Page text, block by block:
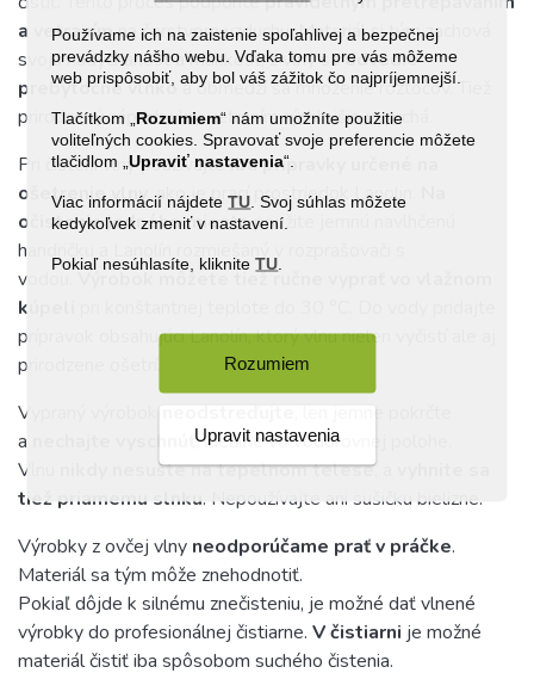
Používame ich na zaistenie spoľahlivej a bezpečnej
prevádzky nášho webu. Vďaka tomu pre vás môžeme
web prispôsobiť, aby bol váš zážitok čo najpríjemnejší.
Tlačítkom „ Rozumiem“ nám umožníte použitie
voliteľných cookies. Spravovať svoje preferencie môžete
tlačidlom „Upraviť nastavenia“.
Viac informácií nájdete TU . Svoj súhlas môžete
kedykoľvek zmeniť v nastavení.
Pokiaľ nesúhlasíte, klikniteTU
Rozumiem
Upravit nastavenia
a vetranímna čerstvom vzduchu. Materiál si tým zachová
svoju nadýchanosť a mäkkosť, z vlny saodvedie
prebytočné vlhko a obmedzí sa množenie roztočov. Tiež
prirodzený zápach vlny vetraním rýchlejšie vyprchá.
Pri čistení vlny používajteiba prípravky určené na
ošetrenie vlny, ako je prací prostriedok Lanolin.
očistenie jedného miestapoužite jemnú navlhčenú
handričku a Lanolín rozmiešaný v rozprašovači s
vodou.
Výrobok môžete tiež ručne vyprať vo vlažnom
kúpeli
prípravok obsahujúci Lanolín, ktorý vlnu nielen vyčistí ale aj
prirodzene ošetrí.
Vypraný výrobok
, len jemne pokrčte
a
, ideálne vo vodorovnej polohe.
Vlnu
nikdy nesušte na tepelnom telese, a
tiež priamemu slnku. Nepoužívajte ani sušičku bielizne.
Výrobky z ovčej vlny neodporúčame prať v práčke.
Materiál sa tým môže znehodnotiť.
Pokiaľ dôjde k silnému znečisteniu, je možné dať vlnené
výrobky do profesionálnej čistiarne. V čistiarni je možné
materiál čistiť iba spôsobom suchého čistenia.